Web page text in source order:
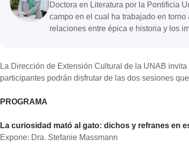
Doctora en Literatura por la Pontificia
campo en el cual ha trabajado en
relaciones entre épica e historia y los
La Dirección de Extensión Cultural de la UNAB
participantes podrán disfrutar de las dos sesiones
PROGRAMA
La curiosidad mató al gato: dichos y refranes en
Expone: Dra. Stefanie Massmann